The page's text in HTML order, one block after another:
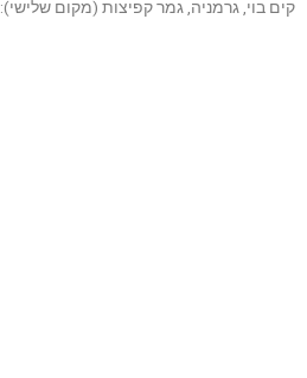
קים בוי, גרמניה, גמר קפיצות (מקום שלישי):